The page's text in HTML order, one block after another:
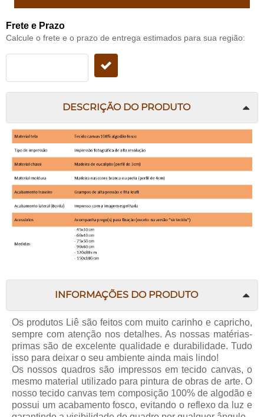
Frete e Prazo
Calcule o frete e o prazo de entrega estimados para sua região:
DESCRIÇÃO DO PRODUTO
INFORMAÇÕES DO PRODUTO
Os produtos Liê são feitos com muito carinho e capricho,
sempre com atenção nos detalhes. As nossas matérias-
primas são de excelente qualidade e durabilidade. Tudo
isso para deixar o seu ambiente ainda mais lindo!
Os nossos quadros são impressos em tecido canvas, o
mesmo material utilizado para pintura de obras de arte. O
nosso tecido canvas tem composição 100% de algodão e
possui um acabamento fosco, evitando o reflexo da luz e